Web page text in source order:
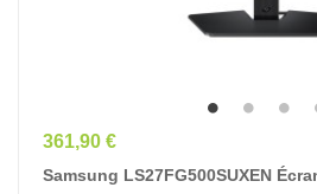
Prix
361,90 €
Samsung LS27FG500SUXEN